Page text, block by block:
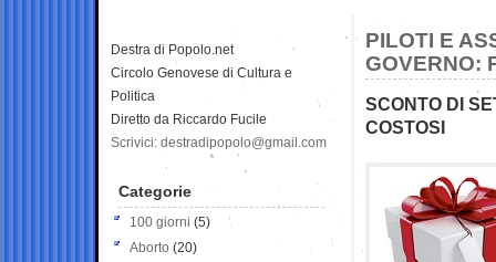
PILOTI E
GOVERNO:
SCONTO DI
COSTOSI
Destra di Popolo.net
Circolo Genovese di Cultura e
Politica
Diretto da Riccardo Fucile
Scrivici: destradipopolo@gmail.com
Categorie
100 giorni (5)
Aborto (20)